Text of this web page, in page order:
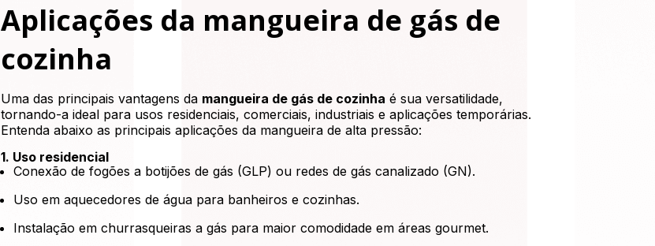
Aplicações da mangueira de gás de
cozinha
Uma das principais vantagens da mangueira de gás de cozinha é sua versatilidade,
tornando-a ideal para usos residenciais, comerciais, industriais e aplicações temporárias.
Entenda abaixo as principais aplicações da mangueira de alta pressão:
1. Uso residencial
Conexão de fogões a botijões de gás (GLP) ou redes de gás canalizado (GN).
Uso em aquecedores de água para banheiros e cozinhas.
Instalação em churrasqueiras a gás para maior comodidade em áreas gourmet.